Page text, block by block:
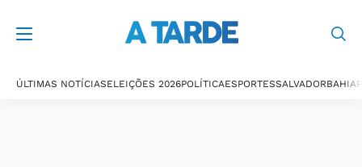
ÚLTIMAS NOTÍCIASELEIÇÕES 2026POLÍTICAESPORTESSALVADORBAHIA